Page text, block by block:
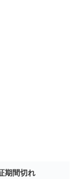
期間切れ